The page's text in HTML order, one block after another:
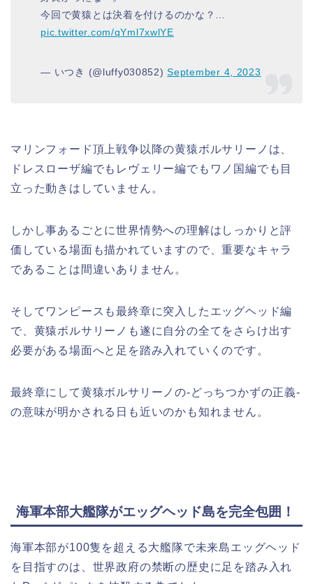
今回で黄猿とは決着を付けるのかな？…
pic.twitter.com/qYml7xwlYE
— いつき (@luffy030852)September 4, 2023
マリンフォード頂上戦争以降の黄猿ボルサリーノは、
ドレスローザ編でもレヴェリー編でもワノ国編でも目
立った動きはしていません。
しかし事あるごとに世界情勢への理解はしっかりと評
価している場面も描かれていますので、重要なキャラ
であることは間違いありません。
そしてワンピースも最終章に突入したエッグヘッド編
で、黄猿ボルサリーノも遂に自分の全てをさらけ出す
必要がある場面へと足を踏み入れていくのです。
最終章にして黄猿ボルサリーノの-どっちつかずの正義-
の意味が明かされる日も近いのかも知れません。
海軍本部大艦隊がエッグヘッド島を完全包囲！
海軍本部が100隻を超える大艦隊で未来島エッグヘッド
を目指すのは、世界政府の禁断の歴史に足を踏み入れ